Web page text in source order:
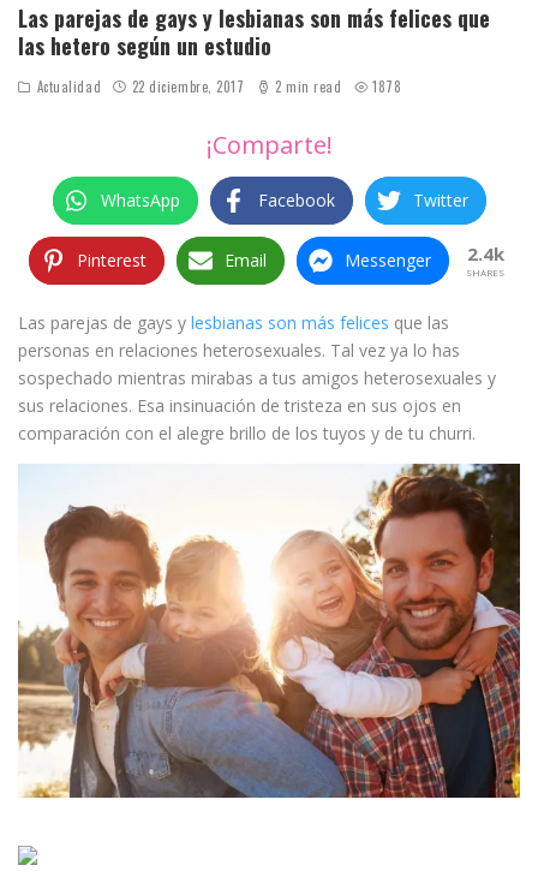
Las parejas de gays y lesbianas son más felices que
las hetero según un estudio
Actualidad 22 diciembre, 2017 2 min read 1878
¡Comparte!
WhatsApp Facebook Twitter
Pinterest Email Messenger 2.4k
SHARES
Las parejas de gays y lesbianas son más felices que las
personas en relaciones heterosexuales. Tal vez ya lo has
sospechado mientras mirabas a tus amigos heterosexuales y
sus relaciones. Esa insinuación de tristeza en sus ojos en
comparación con el alegre brillo de los tuyos y de tu churri.